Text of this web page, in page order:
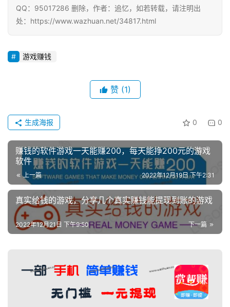
QQ：95017286 删除，作者：追忆，如若转载，请注明出
处：https://www.wazhuan.net/34817.html
游戏赚钱
赞 (1)
0 0
生成海报
赚钱的软件游戏一天能赚200，每天能挣200元的游戏
软件
上一篇 2022年12月19日 下午2:31
真实给钱的游戏，分享几个真实赚钱能提现到账的游戏
下一篇
2022年12月21日 下午9:50